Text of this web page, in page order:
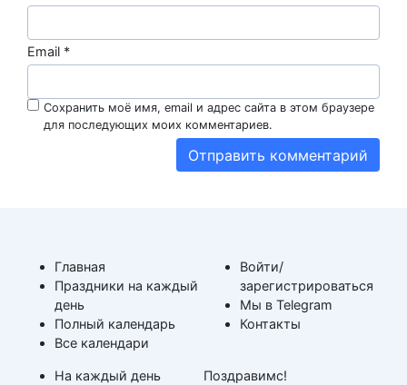
Email *
Сохранить моё имя, email и адрес сайта в этом браузере
для последующих моих комментариев.
Главная
Праздники на каждый
день
Полный календарь
Все календари
На каждый день
Войти/
зарегистрироваться
Мы в Telegram
Контакты
Поздравимс!